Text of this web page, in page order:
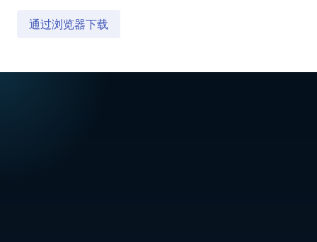
通过浏览器下载